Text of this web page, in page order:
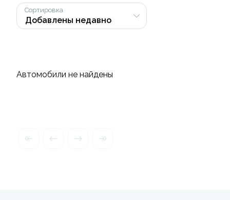
Сортировка
Автомобили не найдены